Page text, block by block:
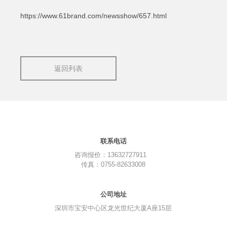
https://www.61brand.com/newsshow/657.html
返回列表
联系电话
咨询报价：13632727911
传真：0755-82633008
公司地址
深圳市宝安中心区龙光世纪大厦A座15层